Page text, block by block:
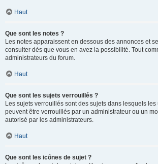
Haut
Que sont les notes ?
Les notes apparaissent en dessous des annonces et
consulter dès que vous en avez la possibilité. Tout
administrateurs du forum.
Haut
Que sont les sujets verrouillés ?
Les sujets verrouillés sont des sujets dans lesquels
peuvent être verrouillés par un administrateur ou un
autorisé par les administrateurs.
Haut
Que sont les icônes de sujet ?